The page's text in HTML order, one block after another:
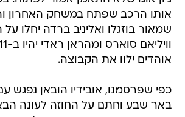
אותו הרכב שפתח במשחק האחרון
שמאור בוזגלו ואליניב ברדה יחלו על
אוהדים ילוו את הקבוצה.
כפי שפרסמנו, אובידיו הובאן נפגש
באר שבע וחתם על החוזה לעונה